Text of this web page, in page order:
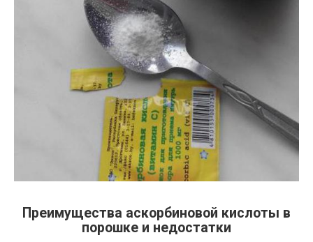
Преимущества аскорбиновой кислоты в
порошке и недостатки